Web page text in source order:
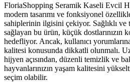
FloriaShopping Seramik Kaseli Evcil
modern tasarımı ve fonksiyonel
sahiplerinin ilgisini çekiyor. Sağlıklı ve
sağlayan bu ürün, küçük dostlarınızın
hedefliyor. Ancak, kullanıcı
kalitesi konusunda dikkatli olunmalı.
hijyen açısından, düzenli temizlik ve
hayvanlarınızın yaşam kalitesini
seçim olabilir.